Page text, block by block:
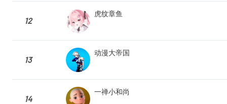
12
虎纹章鱼
13
动漫大帝国
14
一禅小和尚